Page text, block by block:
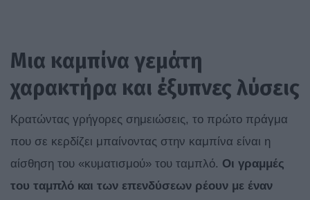
Μια καμπίνα γεμάτη
χαρακτήρα και έξυπνες λύσεις
Κρατώντας γρήγορες σημειώσεις, το πρώτο πράγμα
που σε κερδίζει μπαίνοντας στην καμπίνα είναι η
αίσθηση του «κυματισμού» του ταμπλό. Οι γραμμές
του ταμπλό και των επενδύσεων ρέουν με έναν